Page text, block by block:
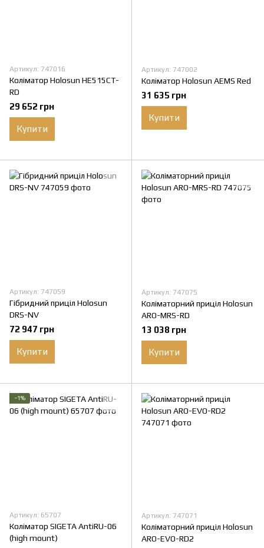
Артикул: 747016
Коліматор Holosun HE515CT-
RD
29 652 грн
Купити
Артикул: 747002
Коліматор Holosun AEMS Red
31 635 грн
Купити
Артикул: 747059
Гібридний приціл Holosun
DRS-NV
72 947 грн
Купити
Артикул: 747075
Коліматорний приціл Holosun
ARO-MRS-RD
13 038 грн
Купити
−1%
Артикул: 65707
Коліматор SIGETA AntiRU-06
(high mount)
Артикул: 747071
Коліматорний приціл Holosun
ARO-EVO-RD2